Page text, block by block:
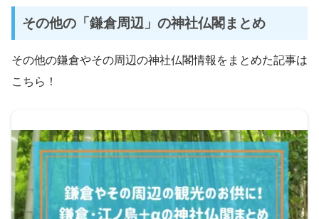
その他の「鎌倉周辺」の神社仏閣まとめ
その他の鎌倉やその周辺の神社仏閣情報をまとめた記事は
こちら！